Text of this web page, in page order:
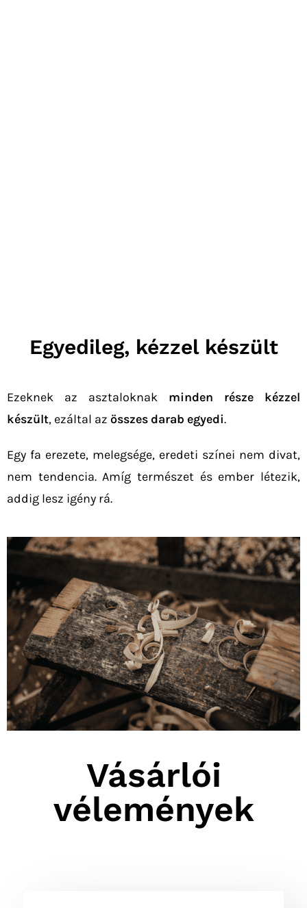
Egyedileg, kézzel készült
Ezeknek az asztaloknak minden része kézzel
készült, ezáltal az összes darab egyedi.
Egy fa erezete, melegsége, eredeti színei nem divat,
nem tendencia. Amíg természet és ember létezik,
addig lesz igény rá.
Vásárlói
vélemények